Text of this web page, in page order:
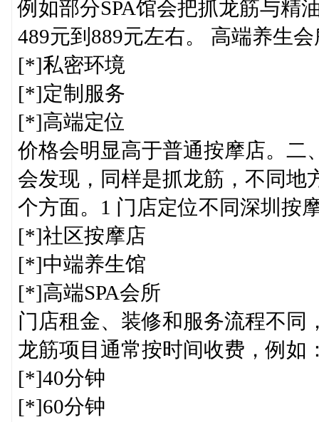
例如部分SPA馆会把抓龙筋与精
489元到889元左右。 高端养生
[*]私密环境
[*]定制服务
[*]高端定位
价格会明显高于普通按摩店。二
会发现，同样是抓龙筋，不同地
个方面。1 门店定位不同深圳按
[*]社区按摩店
[*]中端养生馆
[*]高端SPA会所
门店租金、装修和服务流程不同
龙筋项目通常按时间收费，例如
[*]40分钟
[*]60分钟